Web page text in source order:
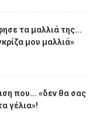
τα μαλλιά της...
μου μαλλιά»
που... «δεν θα σας
γέλια»!